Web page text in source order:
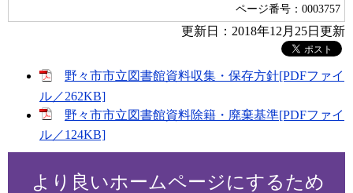
ページ番号：0003757
更新日：2018年12月25日更新
野々市市立図書館資料収集・保存方針[PDFファイ
ル／262KB]
野々市市立図書館資料除籍・廃棄基準[PDFファイ
ル／124KB]
より良いホームページにするため